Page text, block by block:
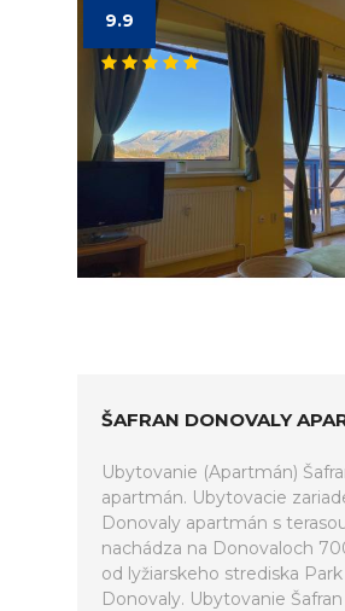
9.9
ŠAFRAN DONOVALY
Ubytovanie (Apartmán)
apartmán. Ubytovacie
Donovaly apartmán s
nachádza na Donovaloch
od lyžiarskeho strediska
Donovaly. Ubytovanie